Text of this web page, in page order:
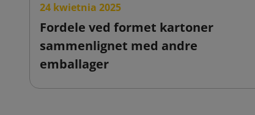
24 kwietnia 2025
Fordele ved formet kartoner
sammenlignet med andre
emballager